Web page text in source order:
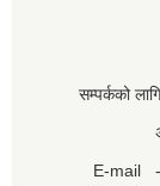
सम्पर्कको लागि
अथवा
E-mail -